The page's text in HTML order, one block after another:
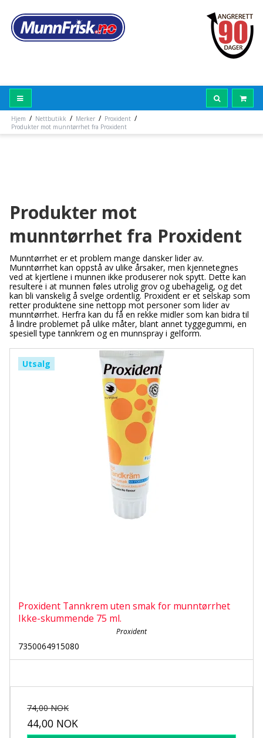
Hjem / Nettbutikk / Merker / Proxident /
Produkter mot munntørrhet fra Proxident
Produkter mot
munntørrhet fra Proxident
Munntørrhet er et problem mange dansker lider av.
Munntørrhet kan oppstå av ulike årsaker, men kjennetegnes
ved at kjertlene i munnen ikke produserer nok spytt. Dette kan
resultere i at munnen føles utrolig grov og ubehagelig, og det
kan bli vanskelig å svelge ordentlig. Proxident er et selskap som
retter produktene sine nettopp mot personer som lider av
munntørrhet. Herfra kan du få en rekke midler som kan bidra til
å lindre problemet på ulike måter, blant annet tyggegummi, en
spesiell type tannkrem og en munnspray i gelform.
Utsalg
Proxident Tannkrem uten smak for munntørrhet
Ikke-skummende 75 ml.
Proxident
7350064915080
74,00 NOK
44,00 NOK